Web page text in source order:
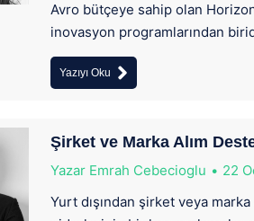
Avro bütçeye sahip olan
inovasyon programlarından
Yazıyı Oku
Şirket ve Marka Alım
Yazar Emrah Cebecioglu
22
Yurt dışından şirket veya